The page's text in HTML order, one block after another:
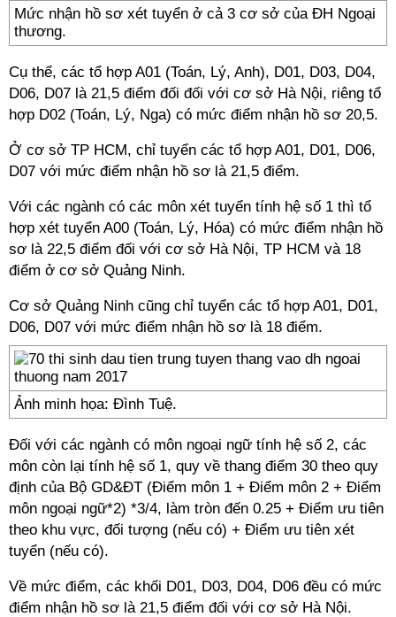
Mức nhận hồ sơ xét tuyển ở cả 3 cơ sở của ĐH Ngoại
thương.
Cụ thể, các tổ hợp A01 (Toán, Lý, Anh), D01, D03, D04,
D06, D07 là 21,5 điểm đối đối với cơ sở Hà Nội, riêng tổ
hợp D02 (Toán, Lý, Nga) có mức điểm nhận hồ sơ 20,5.
Ở cơ sở TP HCM, chỉ tuyển các tổ hợp A01, D01, D06,
D07 với mức điểm nhận hồ sơ là 21,5 điểm.
Với các ngành có các môn xét tuyển tính hệ số 1 thì tổ
hợp xét tuyển A00 (Toán, Lý, Hóa) có mức điểm nhận hồ
sơ là 22,5 điểm đối với cơ sở Hà Nội, TP HCM và 18
điểm ở cơ sở Quảng Ninh.
Cơ sở Quảng Ninh cũng chỉ tuyển các tổ hợp A01, D01,
D06, D07 với mức điểm nhận hồ sơ là 18 điểm.
Ảnh minh họa: Đình Tuệ.
Đối với các ngành có môn ngoại ngữ tính hệ số 2, các
môn còn lại tính hệ số 1, quy về thang điểm 30 theo quy
định của Bộ GD&ĐT (Điểm môn 1 + Điểm môn 2 + Điểm
môn ngoại ngữ*2) *3/4, làm tròn đến 0.25 + Điểm ưu tiên
theo khu vực, đối tượng (nếu có) + Điểm ưu tiên xét
tuyển (nếu có).
Về mức điểm, các khối D01, D03, D04, D06 đều có mức
điểm nhận hồ sơ là 21,5 điểm đối với cơ sở Hà Nội.